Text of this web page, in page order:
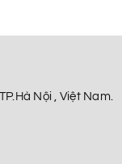
Nội , Việt Nam.